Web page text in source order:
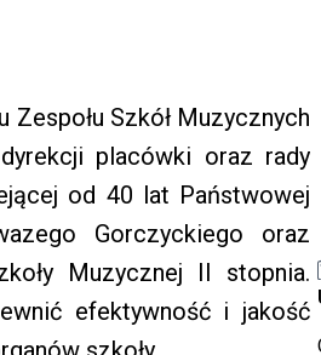
Zespołu Szkół Muzycznych
placówki oraz rady
od 40 lat Państwowej
Gorczyckiego oraz
Muzycznej II stopnia.
efektywność i jakość